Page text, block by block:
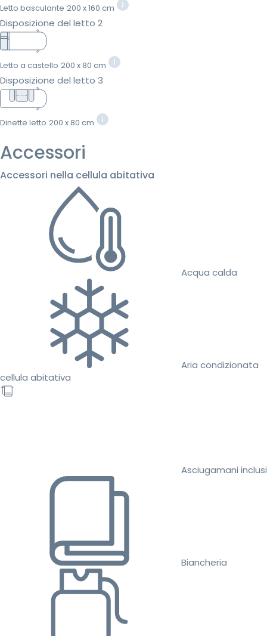
Letto basculante 200 x 160 cm
Disposizione del letto 2
Letto a castello 200 x 80 cm
Disposizione del letto 3
Dinette letto 200 x 80 cm
Accessori
Accessori nella cellula abitativa
Acqua calda
Aria condizionata
cellula abitativa
Asciugamani inclusi
Biancheria